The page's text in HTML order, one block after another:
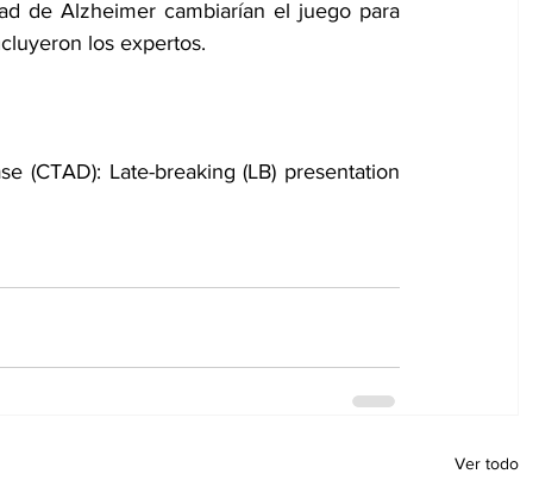
de Alzheimer cambiarían el juego para
los expertos.
Ver todo